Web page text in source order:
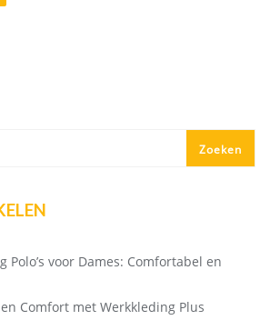
Zoeken
Polo’s voor Dames: Comfortabel en
Comfort met Werkkleding Plus